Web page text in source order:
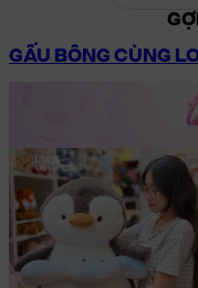
GẤU BÔNG CÙNG